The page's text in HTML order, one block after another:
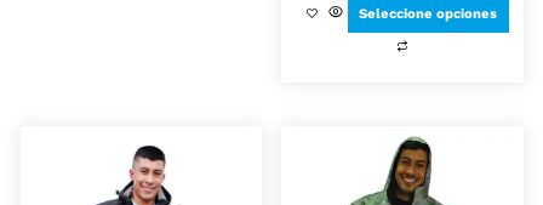
Seleccione opciones